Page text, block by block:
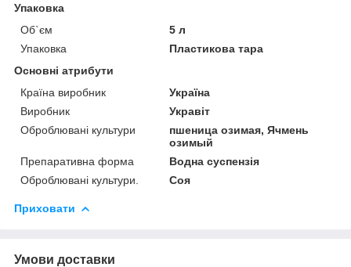
Упаковка
Об`єм
5 л
Упаковка
Пластикова тара
Основні атрибути
Країна виробник
Україна
Виробник
Укравіт
Оброблювані культури
пшеница озимая, Ячмень
озимый
Препаративна форма
Водна суспензія
Оброблювані культури.
Соя
Приховати
Умови доставки